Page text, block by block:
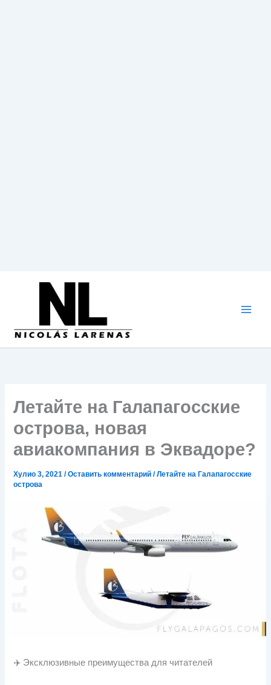
содержимому
Летайте на Галапагосские
острова, новая
авиакомпания в Эквадоре?
Хулио 3, 2021/Оставить комментарий /Летайте на Галапагосские
острова
✈️ Эксклюзивные преимущества для читателей